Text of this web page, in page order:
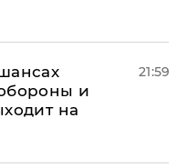
и
на
21:59